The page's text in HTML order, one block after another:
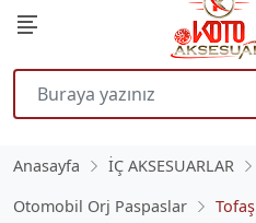
Anasayfa İÇ AKSESUARLAR
Otomobil Orj Paspaslar
Tofaş